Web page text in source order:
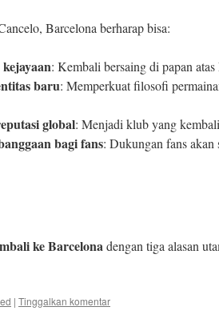
Barcelona berharap bisa:
: Kembali bersaing di papan
baru: Memperkuat filosofi
global: Menjadi klub yang
bagi fans: Dukungan fans
ke Barcelonadengan tiga alasan
| Tinggalkan komentar